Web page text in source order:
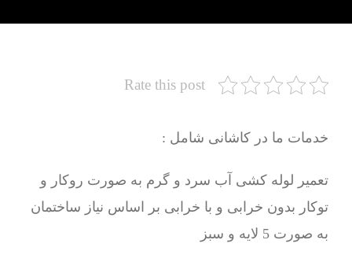
Rate this post
خدمات ما در کاشانی شامل :
تعمیر لوله کشی آب سرد و گرم به صورت روکار و
توکار بدون خرابی و با خرابی بر اساس نیاز ساختمان
به صورت 5 لایه و سبز